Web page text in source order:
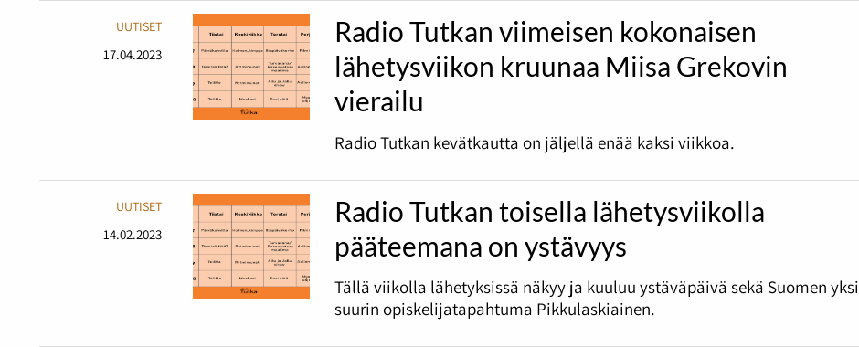
UUTISET
17.04.2023
Radio Tutkan viimeisen kokonaisen
lähetysviikon kruunaa Miisa Grekovin
vierailu
Radio Tutkan kevätkautta on jäljellä enää kaksi viikkoa.
UUTISET
14.02.2023
Radio Tutkan toisella lähetysviikolla
pääteemana on ystävyys
Tällä viikolla lähetyksissä näkyy ja kuuluu ystäväpäivä sekä Suomen yksi
suurin opiskelijatapahtuma Pikkulaskiainen.